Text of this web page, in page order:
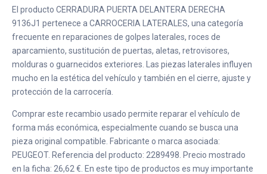
El producto CERRADURA PUERTA DELANTERA DERECHA
9136J1 pertenece a CARROCERIA LATERALES, una categoría
frecuente en reparaciones de golpes laterales, roces de
aparcamiento, sustitución de puertas, aletas, retrovisores,
molduras o guarnecidos exteriores. Las piezas laterales influyen
mucho en la estética del vehículo y también en el cierre, ajuste y
protección de la carrocería.
Comprar este recambio usado permite reparar el vehículo de
forma más económica, especialmente cuando se busca una
pieza original compatible. Fabricante o marca asociada:
PEUGEOT. Referencia del producto: 2289498. Precio mostrado
en la ficha: 26,62 €. En este tipo de productos es muy importante